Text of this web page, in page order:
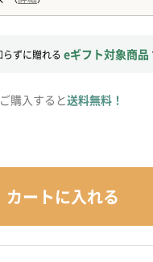
らずに贈れる eギフト対象商品
購入すると送料無料！
カートに入れる